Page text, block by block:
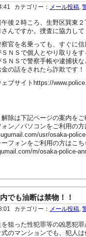
カテゴリー： メール投稿
後２時ころ、生野区巽東
んですか。捜査に協力し
官を名乗っても、すぐに信
ＮＳで個人とやり取りをす
ＮＳで警察手帳や逮捕状な
の話をされたら詐欺です！
ブサイトhttps://
除は下記ページの案内をご
ォン／パソコンをご利用の方
usr/osaka-
ーフォンをご利用の方はこち
m/osaka-police-
でも油断は禁物！！
カテゴリー： メール投稿
狙った性犯罪等の凶悪犯罪
のマンションでも、犯人